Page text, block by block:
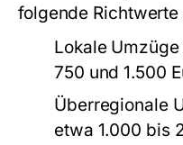
folgende
Lokale
750 und 1.500
Überregionale
etwa 1.000 bis